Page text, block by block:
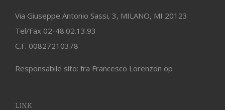
Via Giuseppe Antonio Sassi, 3, MILANO, MI 20123
Tel/Fax 02-48.02.13.93
C.F. 00827210378
Responsabile sito: fra Francesco Lorenzon op
LINK